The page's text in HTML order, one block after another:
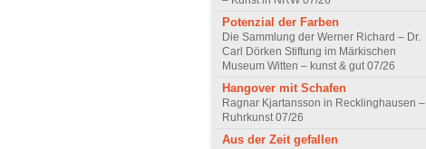
Potenzial der Farben
Die Sammlung der Werner Richard – Dr.
Carl Dörken Stiftung im Märkischen
Museum Witten – kunst & gut 07/26
Hangover mit Schafen
Ragnar Kjartansson in Recklinghausen –
Ruhrkunst 07/26
Aus der Zeit gefallen